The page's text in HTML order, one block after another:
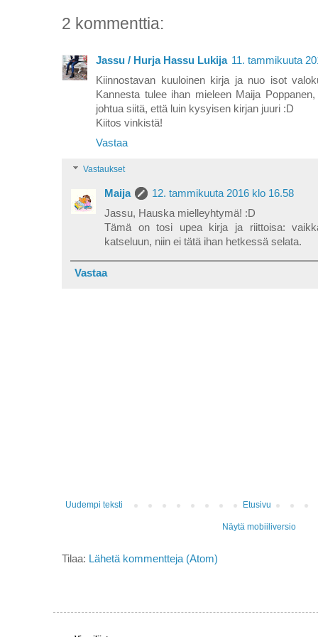
2 kommenttia:
Jassu / Hurja Hassu Lukija 11. tammikuuta
Kiinnostavan kuuloinen kirja ja nuo isot
Kannesta tulee ihan mieleen Maija
johtua siitä, että luin kysyisen kirjan juuri :D
Kiitos vinkistä!
Vastaa
Vastaukset
Maija
12. tammikuuta 2016 klo 16.58
Jassu, Hauska mielleyhtymä! :D
Tämä on tosi upea kirja ja riittoisa:
katseluun, niin ei tätä ihan hetkessä selata.
Vastaa
Uudempi teksti Etusivu
Näytä mobiiliversio
Tilaa: Lähetä kommentteja (Atom)